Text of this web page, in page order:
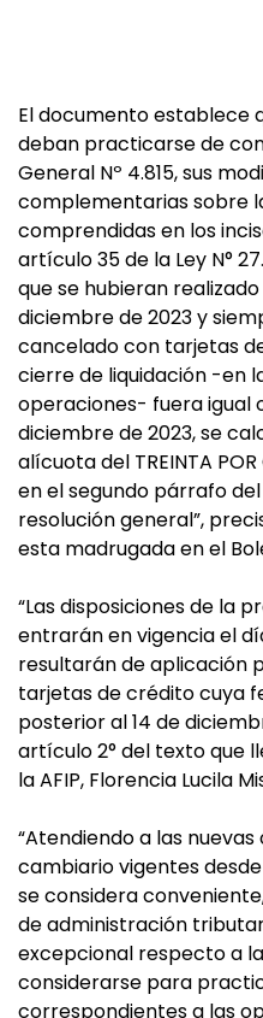
El documento establece
deban practicarse de
General Nº 4.815, sus
complementarias sobre
comprendidas en los
artículo 35 de la Ley N°
que se hubieran
diciembre de 2023 y
cancelado con tarjetas
cierre de liquidación -en
operaciones- fuera igual
diciembre de 2023, se
alícuota del TREINTA
en el segundo párrafo
resolución general”,
esta madrugada en el
“Las disposiciones de la
entrarán en vigencia el
resultarán de aplicación
tarjetas de crédito cuya
posterior al 14 de
artículo 2° del texto que
la AFIP, Florencia Lucila
“Atendiendo a las
cambiario vigentes
se considera
de administración
excepcional respecto a
considerarse para
correspondientes a las